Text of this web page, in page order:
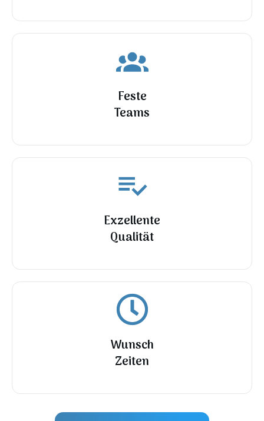
Feste
Teams
Exzellente
Qualität
Wunsch
Zeiten